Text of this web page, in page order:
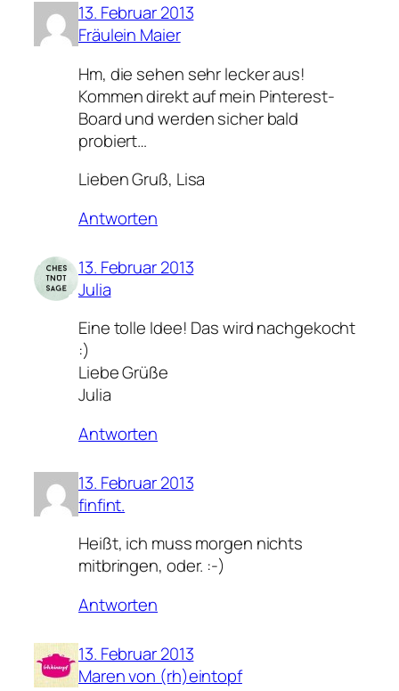
13. Februar 2013
Fräulein Maier
Hm, die sehen sehr lecker aus!
Kommen direkt auf mein Pinterest-
Board und werden sicher bald
probiert…
Lieben Gruß, Lisa
Antworten
13. Februar 2013
Julia
Eine tolle Idee! Das wird nachgekocht
:)
Liebe Grüße
Julia
Antworten
13. Februar 2013
finfint.
Heißt, ich muss morgen nichts
mitbringen, oder. :-)
Antworten
13. Februar 2013
Maren von (rh)eintopf